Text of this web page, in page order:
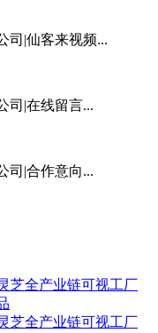
司|仙客来视频...
司|在线留言...
司|合作意向...